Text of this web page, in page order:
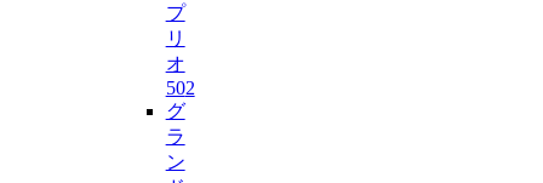
プ
リ
オ
502
グ
ラ
ン